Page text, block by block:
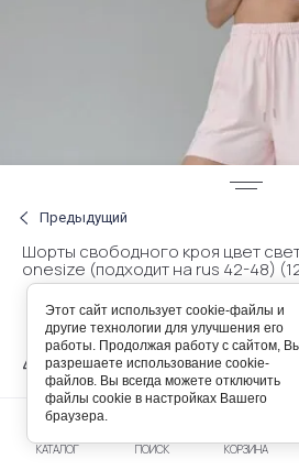
Предыдущий
Шорты свободного кроя цвет
onesize (подходит на rus 42-48)
Артикул: 3503542
40.00 р.
КАТАЛОГ ПОИСК КОРЗИНА
Этот сайт использует cookie-файлы и
другие технологии для улучшения его
работы. Продолжая работу с сайтом,
разрешаете использование cookie-
файлов. Вы всегда можете отключить
файлы cookie в настройках Вашего
браузера.